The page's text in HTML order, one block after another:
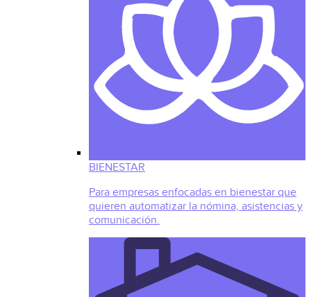
BIENESTAR
Para empresas enfocadas en bienestar que
quieren automatizar la nómina, asistencias y
comunicación.